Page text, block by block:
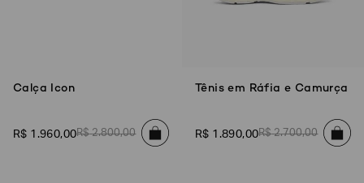
Calça Icon
R$ 1 .960,00R$ 2.800,00
Tênis em Ráfia e Camurça
R$ 1 .890,00R$ 2.700,00